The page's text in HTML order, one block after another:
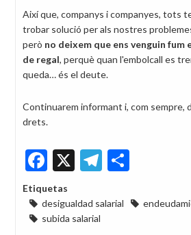
Així que, companys i companyes, tots
trobar solució per als nostres
però no deixem que ens venguin fum
de regal, perquè quan l'embolcall es
queda… és el deute.
Continuarem informant i, com sempre,
drets.
Facebook
X Telegram
Etiquetas
desigualdad salarial
subida salarial